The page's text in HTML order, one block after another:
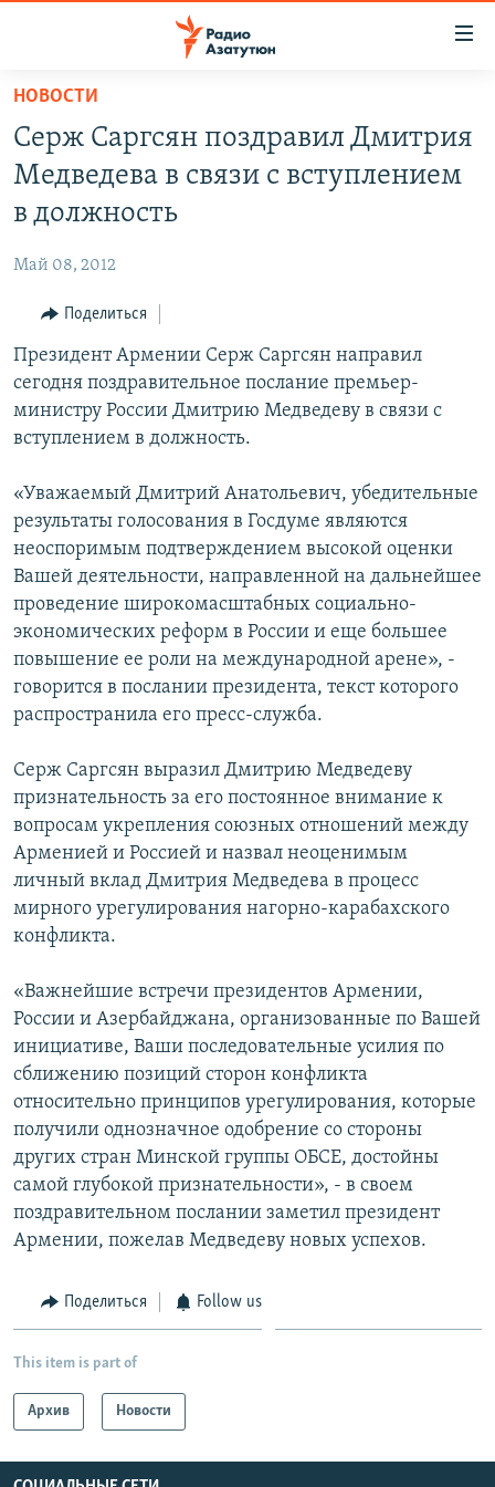
Перейти
основному
содержанию
основной
Перейти
поиску
НОВОСТИ
ЭКОНОМИКА
РЕГИОН
НАГОРНЫЙ КАРАБАХ
КУЛЬТУРА
СПОРТ
Հայերեն
English
Русский
Все сайты Радио Азатутюн
НОВОСТИ
Серж Саргсян поздравил Дмитрия
Медведева в связи с вступлением
в должность
Май 08, 2012
Поделиться
Президент Армении Серж Саргсян направил
сегодня поздравительное послание премьер-
министру России Дмитрию Медведеву в связи с
вступлением в должность.
«Уважаемый Дмитрий Анатольевич, убедительные
результаты голосования в Госдуме являются
неоспоримым подтверждением высокой оценки
Вашей деятельности, направленной на дальнейшее
проведение широкомасштабных социально-
экономических реформ в России и еще большее
повышение ее роли на международной арене», -
говорится в послании президента, текст которого
распространила его пресс-служба.
Серж Саргсян выразил Дмитрию Медведеву
признательность за его постоянное внимание к
вопросам укрепления союзных отношений между
Арменией и Россией и назвал неоценимым
личный вклад Дмитрия Медведева в процесс
мирного урегулирования нагорно-карабахского
конфликта.
«Важнейшие встречи президентов Армении,
России и Азербайджана, организованные по Вашей
инициативе, Ваши последовательные усилия по
сближению позиций сторон конфликта
относительно принципов урегулирования, которые
получили однозначное одобрение со стороны
других стран Минской группы ОБСЕ, достойны
самой глубокой признательности», - в своем
поздравительном послании заметил президент
Армении, пожелав Медведеву новых успехов.
Поделиться Follow us
This item is part of
Архив Новости